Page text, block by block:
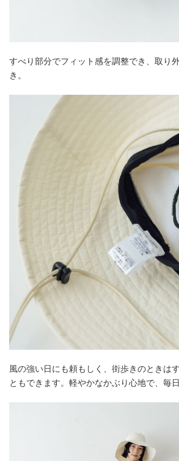
すべり部分でフィット感を調整でき、取り
き。
風の強い日にも頼もしく、街歩きのときは
ともできます。軽やかなかぶり心地で、毎